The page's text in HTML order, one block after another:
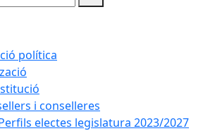
política
i conselleres
electes legislatura 2023/2027